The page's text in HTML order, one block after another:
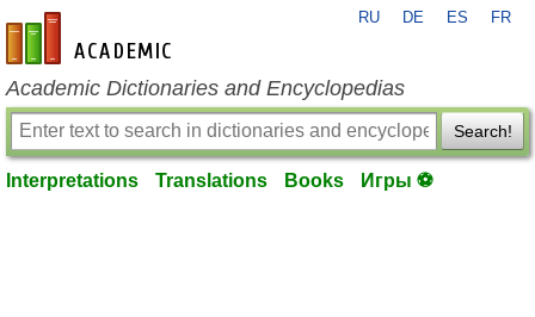
en-academic.com
RU DE ES FR
Academic Dictionaries and Encyclopedias
Search!
Interpretations Translations Books Игры ⚽